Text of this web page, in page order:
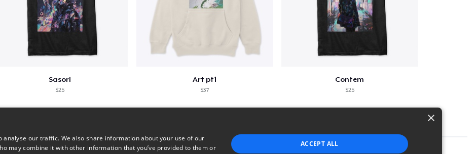
Sasori
$25
Art pt1
$37
Contem
$25
×
analyse our traffic. We also share information about your use of our
may combine it with other information that you’ve provided to them or
ACCEPT ALL